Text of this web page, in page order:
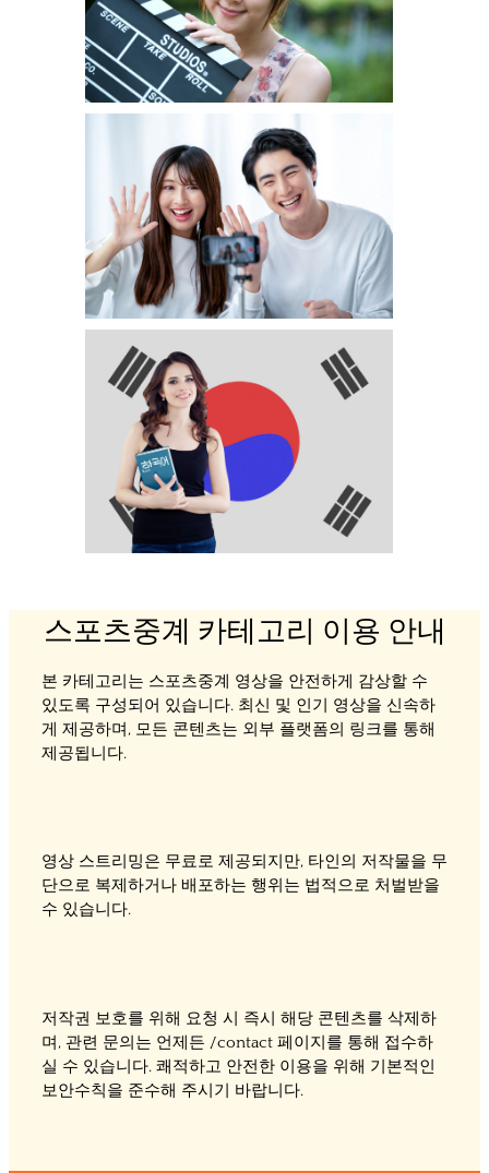
스포츠중계 카테고리 이용 안내
본 카테고리는 스포츠중계 영상을 안전하게 감상할 수
있도록 구성되어 있습니다. 최신 및 인기 영상을 신속하
게 제공하며, 모든 콘텐츠는 외부 플랫폼의 링크를 통해
제공됩니다.
영상 스트리밍은 무료로 제공되지만, 타인의 저작물을 무
단으로 복제하거나 배포하는 행위는 법적으로 처벌받을
수 있습니다.
저작권 보호를 위해 요청 시 즉시 해당 콘텐츠를 삭제하
며, 관련 문의는 언제든 /contact 페이지를 통해 접수하
실 수 있습니다. 쾌적하고 안전한 이용을 위해 기본적인
보안수칙을 준수해 주시기 바랍니다.